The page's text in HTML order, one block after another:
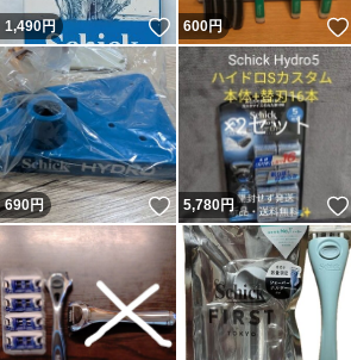
1,490円 いいね！
600円
690円 いいね！
5,780円